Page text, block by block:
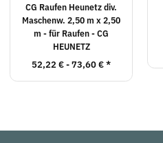
CG Raufen Heunetz div.
Maschenw. 2,50 m x 2,50
m - für Raufen - CG
HEUNETZ
52,22 € -73,60 €*